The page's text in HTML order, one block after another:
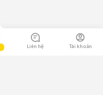
Liên hệ Tài khoản